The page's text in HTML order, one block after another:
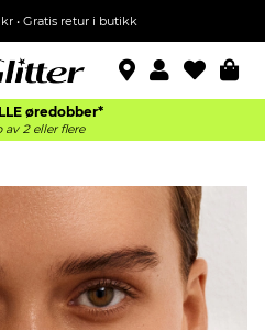
• Gratis retur i butikk
øredobber*
av 2 eller flere